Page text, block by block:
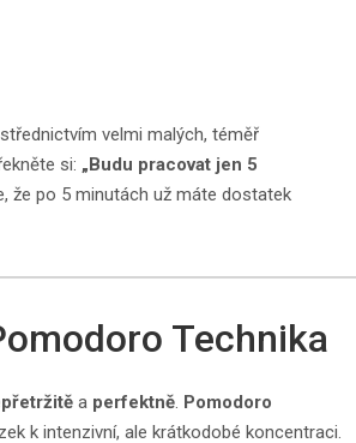
velmi malých, téměř
si: „Budu pracovat jen 5
že po 5 minutách už máte dostatek
Technika
a perfektně Pomodoro
k intenzivní, ale krátkodobé koncentraci.